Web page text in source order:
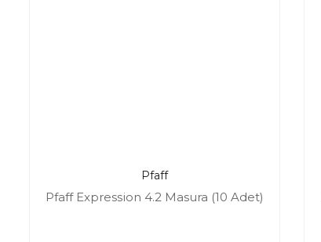
Pfaff
Pfaff Expression 4.2 Masura (10 Adet)